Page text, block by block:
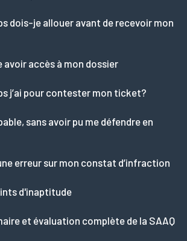
dois-je allouer avant de recevoir mon
accès à mon dossier
j’ai pour contester mon ticket?
sans avoir pu me défendre en
erreur sur mon constat d’infraction
d'inaptitude
et évaluation complète de la SAAQ